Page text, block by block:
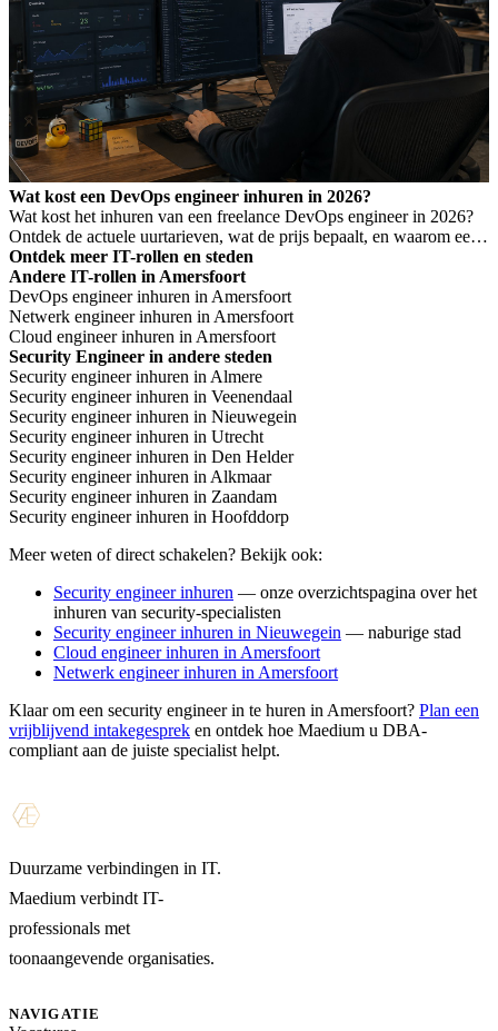
Wat kost een DevOps engineer inhuren in 2026?
Wat kost het inhuren van een freelance DevOps engineer in 2026?
Ontdek de actuele uurtarieven, wat de prijs bepaalt, en waarom een
laag tarief niet altijd goedkoper is.
Ontdek meer IT-rollen en steden
Andere IT-rollen in Amersfoort
DevOps engineer inhuren in Amersfoort
Netwerk engineer inhuren in Amersfoort
Cloud engineer inhuren in Amersfoort
Security Engineer in andere steden
Security engineer inhuren in Almere
Security engineer inhuren in Veenendaal
Security engineer inhuren in Nieuwegein
Security engineer inhuren in Utrecht
Security engineer inhuren in Den Helder
Security engineer inhuren in Alkmaar
Security engineer inhuren in Zaandam
Security engineer inhuren in Hoofddorp
Meer weten of direct schakelen? Bekijk ook:
Security engineer inhuren — onze overzichtspagina over het
inhuren van security-specialisten
Security engineer inhuren in Nieuwegein — naburige stad
Cloud engineer inhuren in Amersfoort
Netwerk engineer inhuren in Amersfoort
Klaar om een security engineer in te huren in Amersfoort? Plan een
vrijblijvend intakegesprek en ontdek hoe Maedium u DBA-
compliant aan de juiste specialist helpt.
Duurzame verbindingen in IT.
Maedium verbindt IT-
professionals met
toonaangevende organisaties.
NAVIGATIE